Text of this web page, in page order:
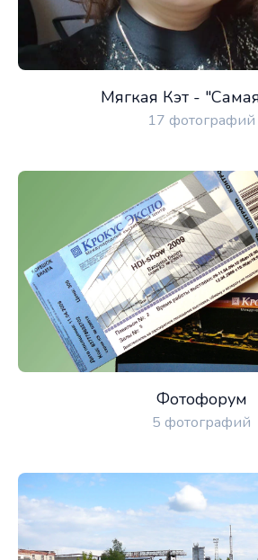
Мягкая Кэт -
17 фотографий
Фотофорум
5 фотографий